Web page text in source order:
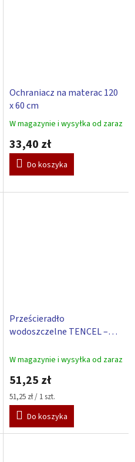
Ochraniacz na materac 120
x 60 cm
Średnia
produktu
wynosi
5,0
5
W magazynie i wysyłka od zaraz
33,40 zł
Do koszyka
Prześcieradło
wodoszczelne TENCEL –
W magazynie i wysyłka od zaraz
51,25 zł
Cena
jednostkowa:
51,25 zł / 1 szt.
Do koszyka